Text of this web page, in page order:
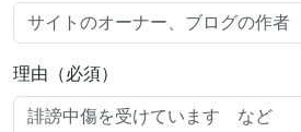
理由（必須）